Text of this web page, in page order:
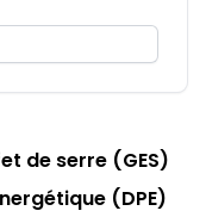
de serre (GES)
(DPE)